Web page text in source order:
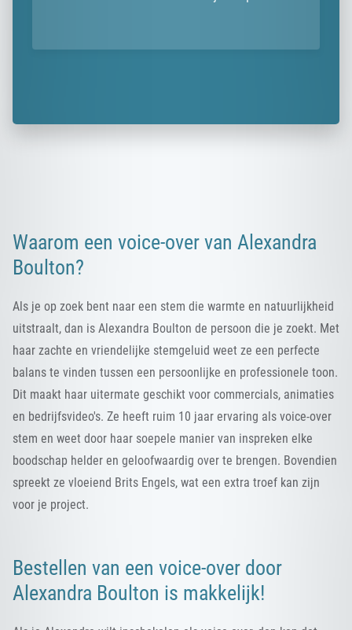
Waarom een voice-over van Alexandra
Boulton?
Als je op zoek bent naar een stem die warmte en natuurlijkheid
uitstraalt, dan is Alexandra Boulton de persoon die je zoekt. Met
haar zachte en vriendelijke stemgeluid weet ze een perfecte
balans te vinden tussen een persoonlijke en professionele toon.
Dit maakt haar uitermate geschikt voor commercials, animaties
en bedrijfsvideo's. Ze heeft ruim 10 jaar ervaring als voice-over
stem en weet door haar soepele manier van inspreken elke
boodschap helder en geloofwaardig over te brengen. Bovendien
spreekt ze vloeiend Brits Engels, wat een extra troef kan zijn
voor je project.
Bestellen van een voice-over door
Alexandra Boulton is makkelijk!